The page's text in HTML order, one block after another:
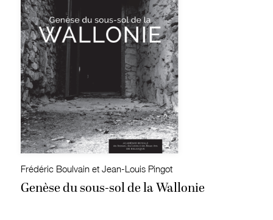
Frédéric Boulvain et Jean-Louis Pingot
Genèse du sous-sol de la Wallonie